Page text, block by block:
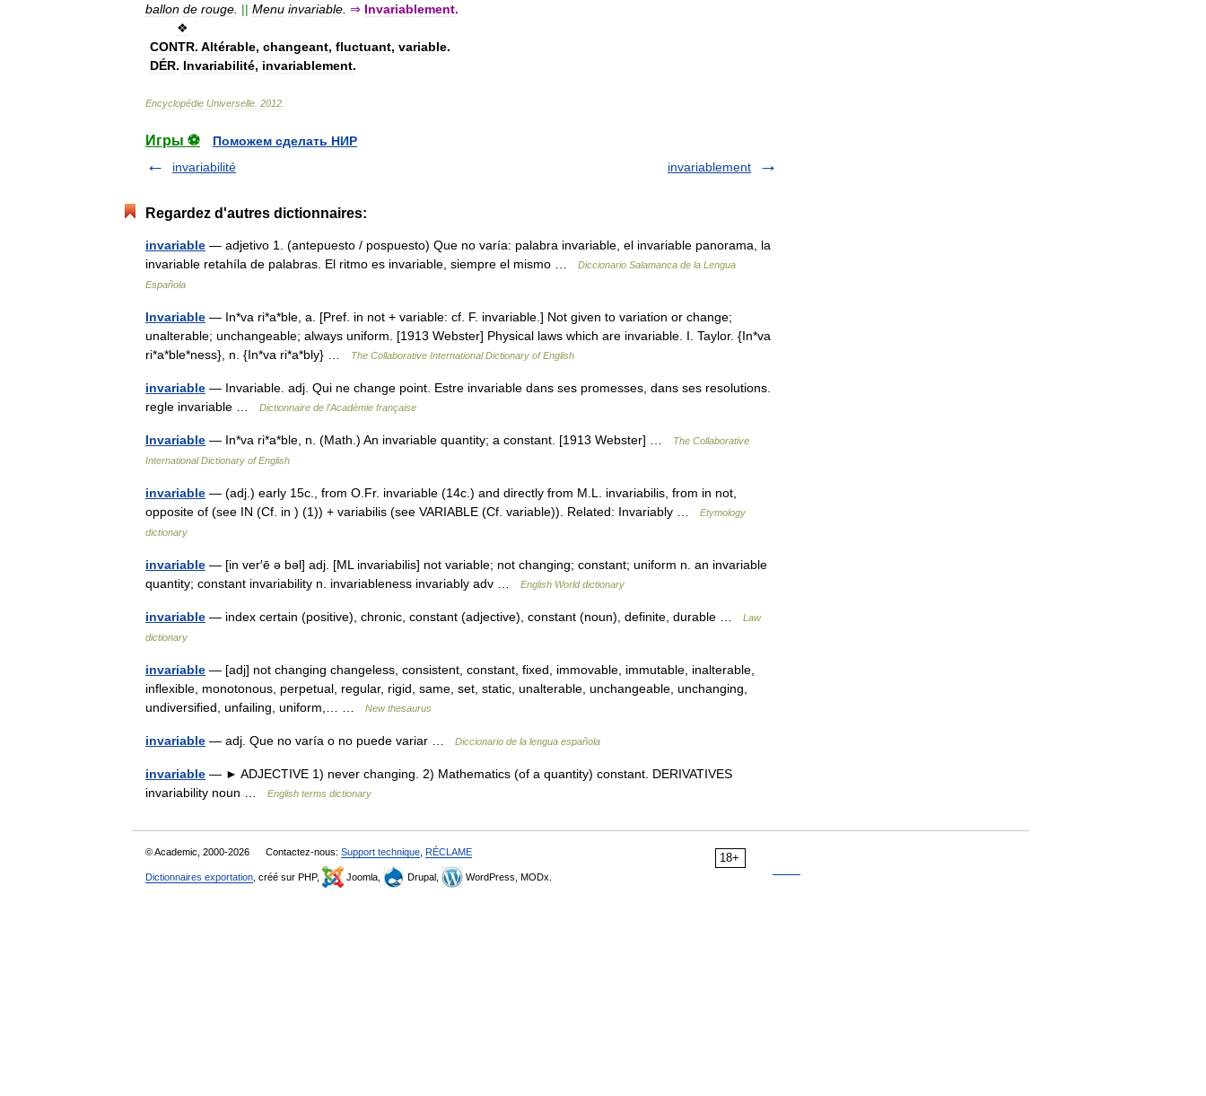
ballon de rouge || Menu invariable ⇒ Invariablement.
❖
CONTR. Altérable, changeant, fluctuant, variable.
DÉR. Invariabilité, invariablement.
Encyclopédie Universelle 2012
Игры ⚽
Поможем сделать НИР
invariabilité
invariablement
Regardez d'autres dictionnaires:
invariable — adjetivo 1. (antepuesto / pospuesto) Que no varía: palabra invariable, el invariable panorama, la
invariable retahíla de palabras. El ritmo es invariable, siempre el mismo …
Diccionario Salamanca de la Lengua
Española
Invariable — In*va ri*a*ble, a. [Pref. in not + variable: cf. F. invariable.] Not given to variation or change;
unalterable; unchangeable; always uniform. [1913 Webster] Physical laws which are invariable. I. Taylor. {In*va
ri*a*ble*ness}, n. {In*va ri*a*bly} …
The Collaborative International Dictionary of English
invariable — Invariable. adj. Qui ne change point. Estre invariable dans ses promesses, dans ses resolutions.
regle invariable …
Dictionnaire de l'Académie française
Invariable — In*va ri*a*ble, n. (Math.) An invariable quantity; a constant. [1913 Webster] …
The Collaborative
International Dictionary of English
invariable — (adj.) early 15c., from O.Fr. invariable (14c.) and directly from M.L. invariabilis, from in not,
opposite of (see IN (Cf. in ) (1)) + variabilis (see VARIABLE (Cf. variable)). Related: Invariably …
Etymology
dictionary
invariable — [in ver′ē ə bəl] adj. [ML invariabilis] not variable; not changing; constant; uniform n. an invariable
quantity; constant invariability n. invariableness invariably adv …
English World dictionary
invariable — index certain (positive), chronic, constant (adjective), constant (noun), definite, durable …
Law
dictionary
invariable — [adj] not changing changeless, consistent, constant, fixed, immovable, immutable, inalterable,
inflexible, monotonous, perpetual, regular, rigid, same, set, static, unalterable, unchangeable, unchanging,
undiversified, unfailing, uniform,… …
New thesaurus
invariable — adj. Que no varía o no puede variar … Diccionario de la lengua española
invariable — ► ADJECTIVE 1) never changing. 2) Mathematics (of a quantity) constant. DERIVATIVES
invariability noun …
English terms dictionary
18+
© Academic, 2000-2026 Contactez-nous: Support technique RÉCLAME
Dictionnaires exportation , créé sur PHP, Joomla, Drupal, WordPress, MODx.